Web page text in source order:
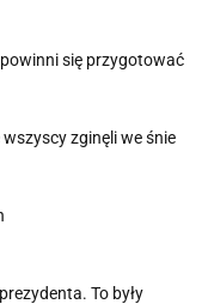
się przygotować
zginęli we śnie
To były